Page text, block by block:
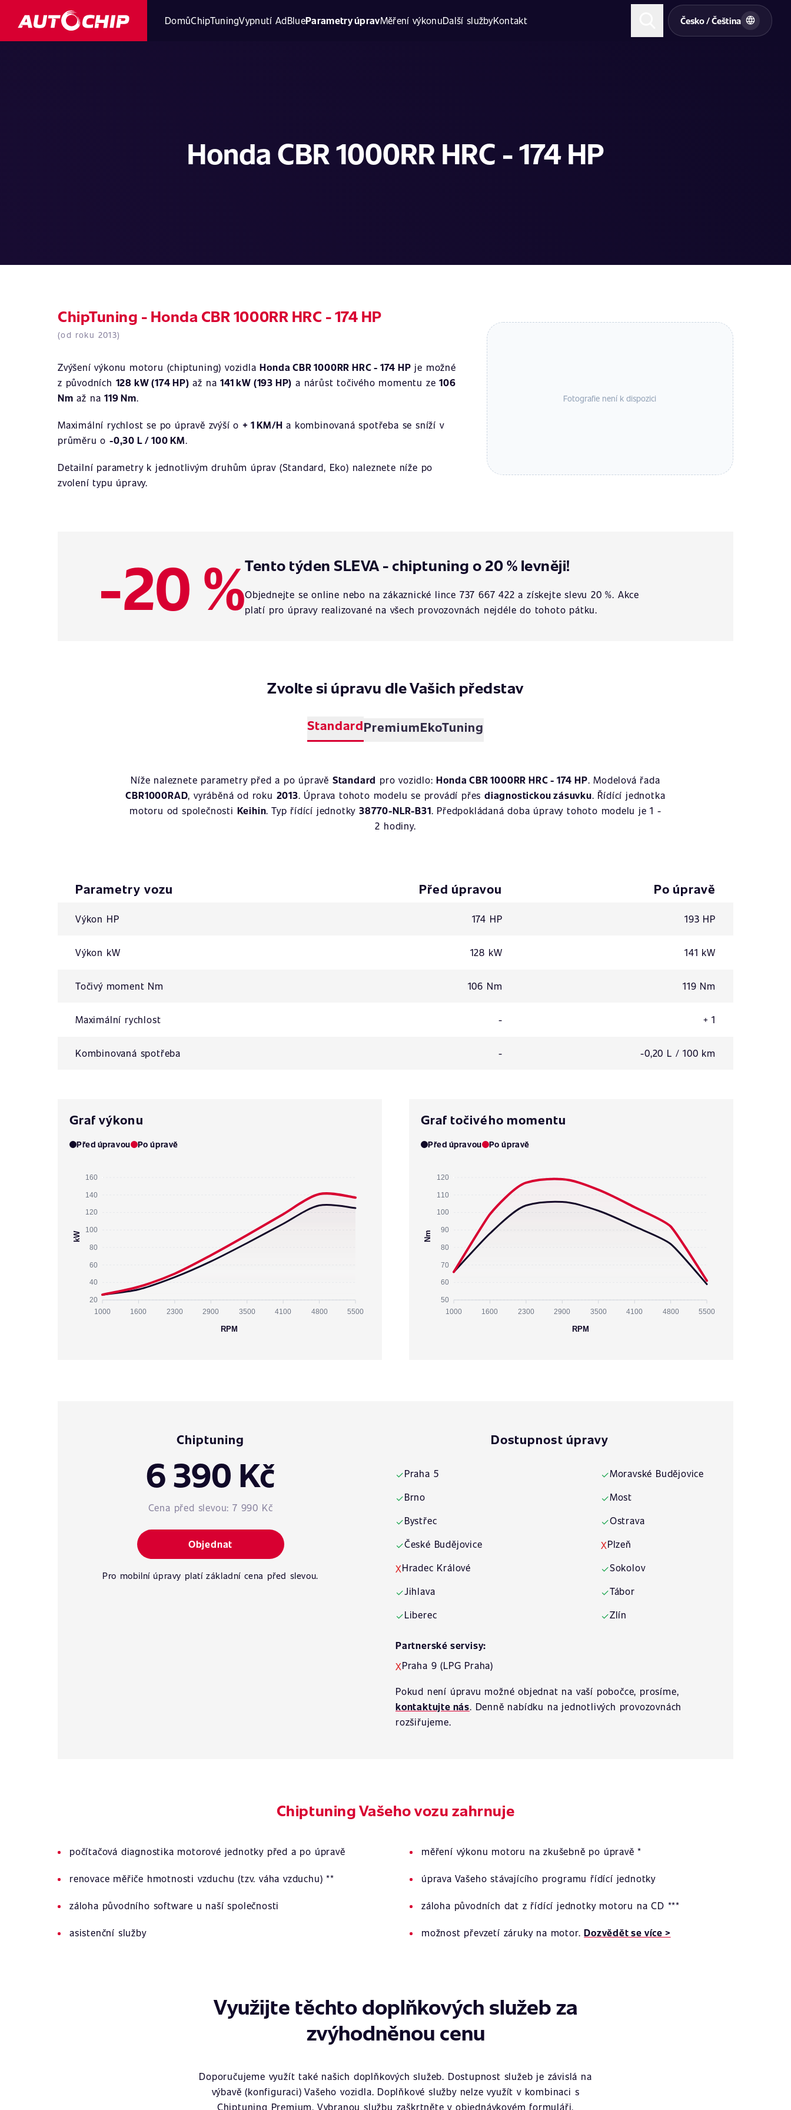
DomůChipTuningVypnutí AdBlueParametry úpravMěření výkonuDalší službyKontakt Česko / Čeština
Honda CBR 1000RR HRC - 174 HP
ChipTuning - Honda CBR 1000RR HRC - 174 HP
(od roku 2013)
Zvýšení výkonu motoru (chiptuning) vozidlaHonda CBR 1000RR HRC - 174 HP je možné
z původních 128 kW (174 HP) až na141 kW (193 HP) a nárůst točivého momentu ze106
Nm až na119 Nm.
Maximální rychlost se po úpravě zvýší o + 1 KM/H a kombinovaná spotřeba se sníží v
průměru o-0,30 L / 100 KM.
Detailní parametry k jednotlivým druhům úprav (Standard, Eko) naleznete níže po
zvolení typu úpravy.
Fotografie není k dispozici
-20 %Tento týden SLEVA - chiptuning o 20 % levněji!
Objednejte se online nebo na zákaznické lince 737 667 422 a získejte slevu 20 %. Akce
platí pro úpravy realizované na všech provozovnách nejdéle do tohoto pátku.
Zvolte si úpravu dle Vašich představ
StandardPremiumEkoTuning
Níže naleznete parametry před a po úpravě Standard pro vozidlo:Honda CBR 1000RR HRC - 174 HP. Modelová řada
CBR1000RAD, vyráběná od roku 2013. Úprava tohoto modelu se provádí přesdiagnostickou zásuvku. Řídící jednotka
motoru od společnosti Keihin. Typ řídící jednotky38770-NLR-B31. Předpokládaná doba úpravy tohoto modelu je 1 -
2 hodiny.
Parametry vozu Před úpravou Po úpravě
Výkon HP 174 HP 193 HP
Výkon kW 128 kW 141 kW
Točivý moment Nm 106 Nm 119 Nm
Maximální rychlost - + 1
Kombinovaná spotřeba - -0,20 L / 100 km
Graf výkonu
Před úpravou Po úpravě
160
140
120
100
80
60
40
20
kW
1000 1600 2300 2900 3500 4100 4800 5500
RPM
Graf točivého momentu
Před úpravou Po úpravě
120
110
100
90
80
70
60
50
Nm
1000 1600 2300 2900 3500 4100 4800 5500
RPM
Chiptuning
6 390 Kč
Cena před slevou:7 990 Kč
Objednat
Pro mobilní úpravy platí základní cena před slevou.
Dostupnost úpravy
✓Praha 5
✓Brno
✓Bystřec
✓České Budějovice
XHradec Králové
✓Jihlava
✓Liberec
✓Moravské Budějovice
✓Most
✓Ostrava
XPlzeň
✓Sokolov
✓Tábor
✓Zlín
Partnerské servisy:
XPraha 9 (LPG Praha)
Pokud není úpravu možné objednat na vaší pobočce, prosíme,
kontaktujte nás. Denně nabídku na jednotlivých provozovnách
rozšiřujeme.
Chiptuning Vašeho vozu zahrnuje
počítačová diagnostika motorové jednotky před a po úpravě měření výkonu motoru na zkušebně po úpravě *
renovace měřiče hmotnosti vzduchu (tzv. váha vzduchu) ** úprava Vašeho stávajícího programu řídící jednotky
záloha původního software u naší společnosti záloha původních dat z řídící jednotky motoru na CD ***
asistenční služby možnost převzetí záruky na motor.Dozvědět se více >
Využijte těchto doplňkových služeb za
zvýhodněnou cenu
Doporučujeme využít také našich doplňkových služeb. Dostupnost služeb je závislá na
výbavě (konfiguraci) Vašeho vozidla. Doplňkové služby nelze využít v kombinaci s
Chiptuning Premium. Vybranou službu zaškrtněte v objednávkovém formuláři.